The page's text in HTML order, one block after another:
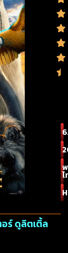
ร์ ดูลิตเติ้ล